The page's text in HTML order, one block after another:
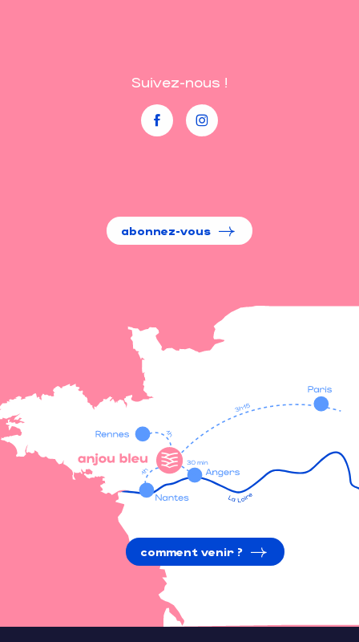
Suivez-nous !
abonnez-vous
comment venir ?